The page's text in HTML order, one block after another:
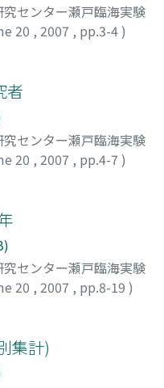
センター瀬戸臨海実験
20 , 2007 , pp.3-4)
者
センター瀬戸臨海実験
20 , 2007 , pp.4-7 )
センター瀬戸臨海実験
20 , 2007 , pp.8-19 )
集計)